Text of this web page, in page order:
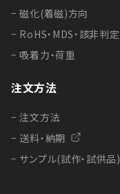
− 磁化(着磁)方向
− RoHS・MDS・該非判定
− 吸着力・荷重
注文方法
− 注文方法
− 送料・納期
− サンプル(試作・試供品)